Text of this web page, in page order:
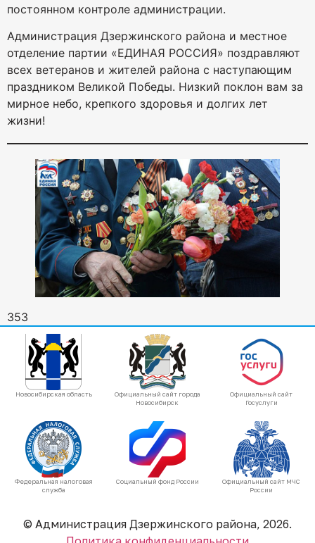
постоянном контроле администрации.
Администрация Дзержинского района и местное
отделение партии «ЕДИНАЯ РОССИЯ» поздравляют
всех ветеранов и жителей района с наступающим
праздником Великой Победы. Низкий поклон вам за
мирное небо, крепкого здоровья и долгих лет
жизни!
353
Новосибирская область
Официальный сайт города
Новосибирск
Официальный сайт
Госуслуги
Федеральная налоговая
служба
Социальный фонд России
Официальный сайт МЧС
России
© Администрация Дзержинского района, 2026.